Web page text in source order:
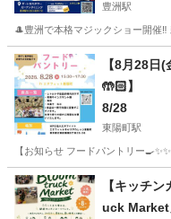
豊洲駅
🎩豊洲で本格マジックショー開催
東京 江東区 豊洲駅
【8月28日
🤲🏻】
8/28
東陽町駅
【お知らせ フードパントリー
東京 江東区 東陽町駅
【キッチ
uck Market